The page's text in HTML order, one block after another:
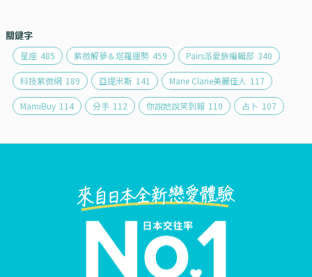
關鍵字
星座 485 紫微解夢＆塔羅運勢 459 Pairs派愛族編輯部 340
科技紫微網 189 亞提米斯 141 Marie Clarie美麗佳人 117
MamiBuy 114 分手 112 你說她說笑到報 110 占卜 107